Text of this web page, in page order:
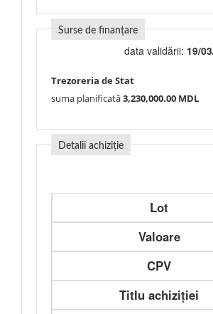
Surse de finanțare
data validării: 19/
Trezoreria de Stat
suma planificată3,230,000.00 MDL
Detalii achiziție
Lot
Valoare
CPV
Titlu achiziției